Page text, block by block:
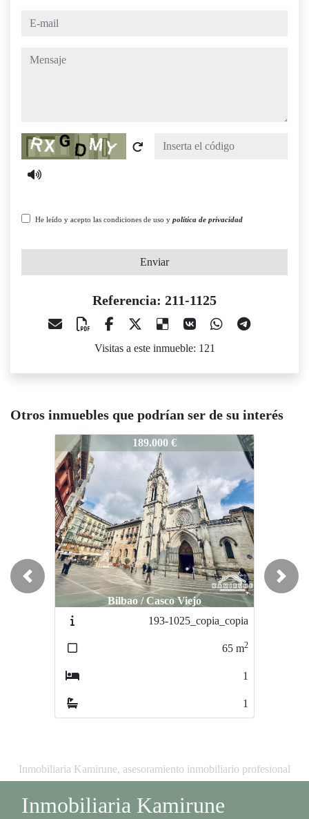
e-mail
mensaje
Captcha
He leído y acepto las condiciones de uso y política de privacidad
Enviar
Referencia: 211-1125
Visitas a este inmueble: 121
Otros inmuebles que podrían ser de su interés
189.000 €
Bilbao / Casco Viejo
193-1025_copia_copia
211-1125 189.000 €
Bilbao / Casco Viejo
193-1025_copia
65m
Previous Next
Inmobiliaria Kamirune, asesoramiento inmobiliario profesional
Inmobiliaria Kamirune